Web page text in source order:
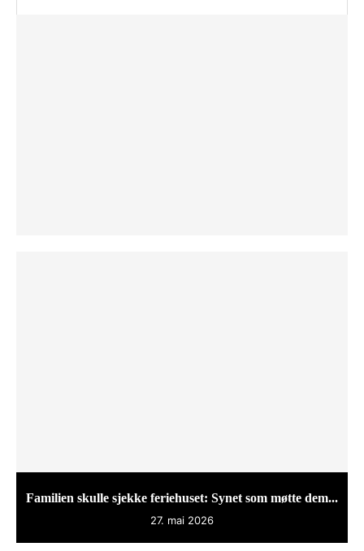
Familien skulle sjekke feriehuset: Synet som møtte dem...
27. mai 2026